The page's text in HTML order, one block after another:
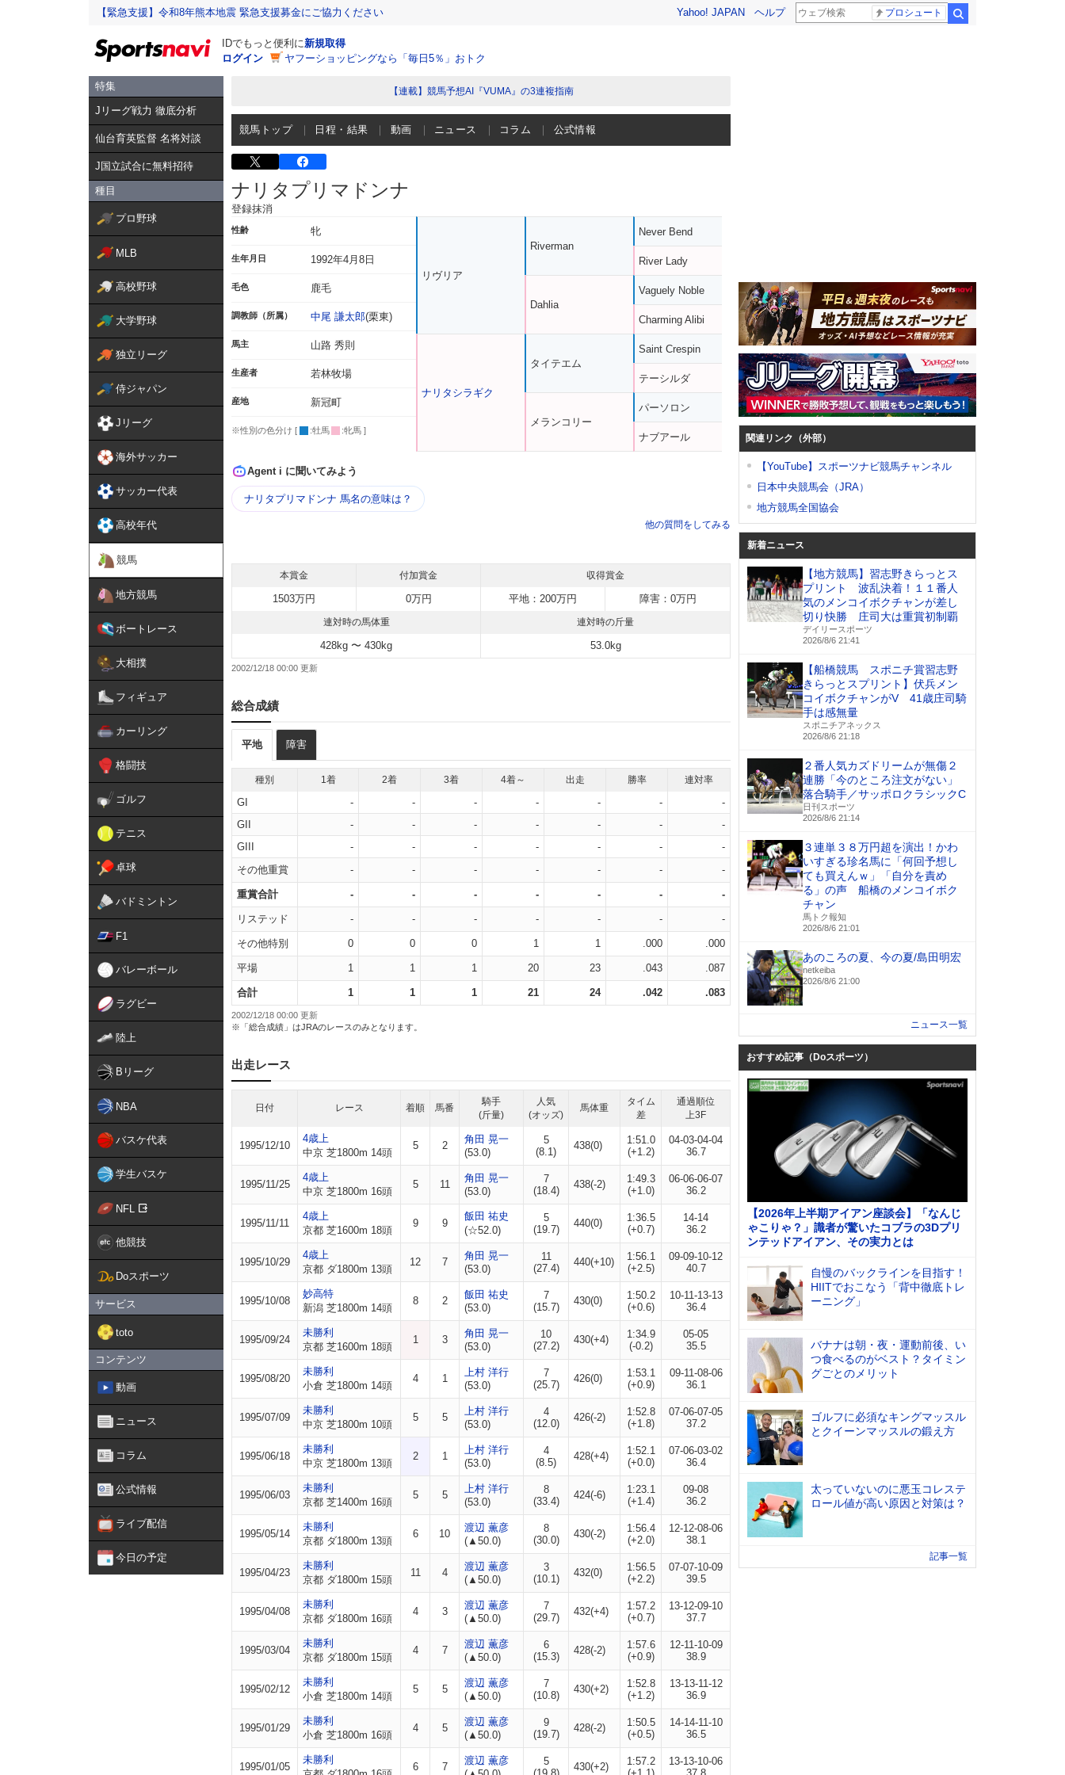
【緊急支援】令和8年熊本地震 緊急支援募金にご協力ください Yahoo! JAPAN ヘルプ プロシュート
IDでもっと便利に新規取得
ログイン
ヤフーショッピングなら「毎日5％」おトク
特集
Jリーグ戦力 徹底分析
仙台育英監督 名将対談
J国立試合に無料招待
種目
プロ野球
MLB
高校野球
大学野球
独立リーグ
侍ジャパン
Jリーグ
海外サッカー
サッカー代表
高校年代
競馬
地方競馬
ボートレース
大相撲
フィギュア
カーリング
格闘技
ゴルフ
テニス
卓球
バドミントン
F1
バレーボール
ラグビー
陸上
Bリーグ
NBA
バスケ代表
学生バスケ
NFL
他競技
Doスポーツ
サービス
toto
コンテンツ
動画
ニュース
コラム
公式情報
ライブ配信
今日の予定
【連載】競馬予想AI『VUMA』の3連複指南
競馬トップ 日程・結果 動画 ニュース コラム 公式情報
ナリタプリマドンナ
登録抹消
性齢 牝
生年月日 1992年4月8日
毛色 鹿毛
調教師（所属） 中尾 謙太郎(栗東)
馬主 山路 秀則
生産者 若林牧場
産地 新冠町
※性別の色分け [ :牡馬 :牝馬 ]
リヴリア
ナリタシラギク
Riverman
Dahlia
タイテエム
メランコリー
Never Bend
River Lady
Vaguely Noble
Charming Alibi
Saint Crespin
テーシルダ
パーソロン
ナブアール
Agent i に聞いてみよう
ナリタプリマドンナ 馬名の意味は？
他の質問をしてみる
本賞金 付加賞金 収得賞金
1503万円 0万円 平地：200万円 障害：0万円
連対時の馬体重 連対時の斤量
428kg 〜 430kg 53.0kg
2002/12/18 00:00
総合成績
平地 障害
種別 1着 2着 3着 4着～ 出走 勝率 連対率
GI - - - - - -
-
GII
- - - - - -
-
GIII
- - - - - -
-
その他重賞
- - - - - - -
重賞合計 - - - - - - -
リステッド - - - - - - -
その他特別 0 0 0 1 1 .000 .000
平場 1 1 1 20 23 .043 .087
合計 1 1 1 21 24 .042 .083
2002/12/18 00:00 更新
※「総合成績」はJRAのレースのみとなります。
出走レース
日付 レース 着順 馬番
騎手
(斤量)
人気
(オッズ)
馬体重
タイム
差
通過順位
上3F
1995/12/10
4歳上
中京 芝1800m 14頭
5 2
角田 晃一
(53.0)
5
(8.1)
438(0)
1:51.0
(+1.2)
04-03-04-04
36.7
1995/11/25
4歳上
中京 芝1800m 16頭
5 11
角田 晃一
(53.0)
7
(18.4)
438(-2)
1:49.3
(+1.0)
06-06-06-07
36.2
1995/11/11
4歳上
京都 芝1600m 18頭
9 9
飯田 祐史
(☆52.0)
5
(19.7)
440(0)
1:36.5
(+0.7)
14-14
36.2
1995/10/29
4歳上
京都 ダ1800m 13頭
12 7
角田 晃一
(53.0)
11
(27.4)
440(+10)
1:56.1
(+2.5)
09-09-10-12
40.7
1995/10/08
妙高特
新潟 芝1800m 14頭
8 2
飯田 祐史
(53.0)
7
(15.7)
430(0)
1:50.2
(+0.6)
10-11-13-13
36.4
1995/09/24
未勝利
京都 芝1600m 18頭
1 3
角田 晃一
(53.0)
10
(27.2)
430(+4)
1:34.9
(-0.2)
05-05
35.5
1995/08/20
未勝利
小倉 芝1800m 14頭
4 1
上村 洋行
(53.0)
7
(25.7)
426(0)
1:53.1
(+0.9)
09-11-08-06
36.1
1995/07/09
未勝利
中京 芝1800m 10頭
5 5
上村 洋行
(53.0)
4
(12.0)
426(-2)
1:52.8
(+1.8)
07-06-07-05
37.2
1995/06/18
未勝利
中京 芝1800m 13頭
2 1
上村 洋行
(53.0)
4
(8.5)
428(+4)
1:52.1
(+0.0)
07-06-03-02
36.4
1995/06/03
未勝利
京都 芝1400m 16頭
5 5
上村 洋行
(53.0)
8
(33.4)
424(-6)
1:23.1
(+1.4)
09-08
36.2
1995/05/14
未勝利
京都 ダ1800m 13頭
6 10
渡辺 薫彦
(▲50.0)
8
(30.0)
430(-2)
1:56.4
(+2.0)
12-12-08-06
38.1
1995/04/23
未勝利
京都 ダ1800m 15頭
11 4
渡辺 薫彦
(▲50.0)
3
(10.1)
432(0)
1:56.5
(+2.2)
07-07-10-09
39.5
1995/04/08
未勝利
京都 ダ1800m 16頭
4 3
渡辺 薫彦
(▲50.0)
7
(29.7)
432(+4)
1:57.2
(+0.7)
13-12-09-10
37.7
1995/03/04
未勝利
京都 ダ1800m 15頭
4 7
渡辺 薫彦
(▲50.0)
6
(15.3)
428(-2)
1:57.6
(+0.9)
12-11-10-09
38.9
1995/02/12
未勝利
小倉 芝1800m 14頭
5 5
渡辺 薫彦
(▲50.0)
7
(10.8)
430(+2)
1:52.8
(+1.2)
13-13-11-12
36.9
1995/01/29
未勝利
小倉 芝1800m 16頭
4 5
渡辺 薫彦
(▲50.0)
9
(19.7)
428(-2)
1:50.5
(+0.5)
14-14-11-10
36.5
1995/01/05
未勝利
6 7
渡辺 薫彦
5
430(+2)
1:57.2
13-13-10-06
関連リンク（外部）
【YouTube】スポーツナビ競馬チャンネル
日本中央競馬会（JRA）
地方競馬全国協会
新着ニュース
【地方競馬】習志野きらっとス
プリント 波乱決着！１１番人
気のメンコイボクチャンが差し
切り快勝 庄司大は重賞初制覇
デイリースポーツ
2026/8/6 21:41
【船橋競馬 スポニチ賞習志野
きらっとスプリント】伏兵メン
コイボクチャンがV 41歳庄司騎
手は感無量
スポニチアネックス
2026/8/6 21:18
２番人気カズドリームが無傷２
連勝「今のところ注文がない」
落合騎手／サッポロクラシックC
日刊スポーツ
2026/8/6 21:14
３連単３８万円超を演出！かわ
いすぎる珍名馬に「何回予想し
ても買えんｗ」「自分を責め
る」の声 船橋のメンコイボク
チャン
馬トク報知
2026/8/6 21:01
あのころの夏、今の夏/島田明宏
netkeiba
2026/8/6 21:00
ニュース一覧
おすすめ記事（Doスポーツ）
【2026年上半期アイアン座談会】「なんじ
ゃこりゃ？」識者が驚いたコブラの3Dプリ
ンテッドアイアン、その実力とは
自慢のバックラインを目指す！
HIITでおこなう「背中徹底トレ
ーニング」
バナナは朝・夜・運動前後、い
つ食べるのがベスト？タイミン
グごとのメリット
ゴルフに必須なキングマッスル
とクイーンマッスルの鍛え方
太っていないのに悪玉コレステ
ロール値が高い原因と対策は？
記事一覧